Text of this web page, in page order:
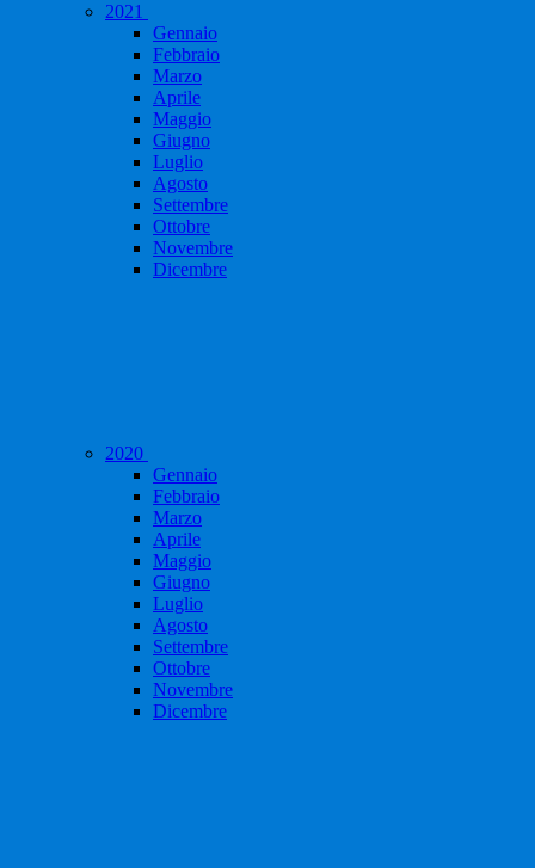
2021
Gennaio
Febbraio
Marzo
Aprile
Maggio
Giugno
Luglio
Agosto
Settembre
Ottobre
Novembre
Dicembre
2020
Gennaio
Febbraio
Marzo
Aprile
Maggio
Giugno
Luglio
Agosto
Settembre
Ottobre
Novembre
Dicembre